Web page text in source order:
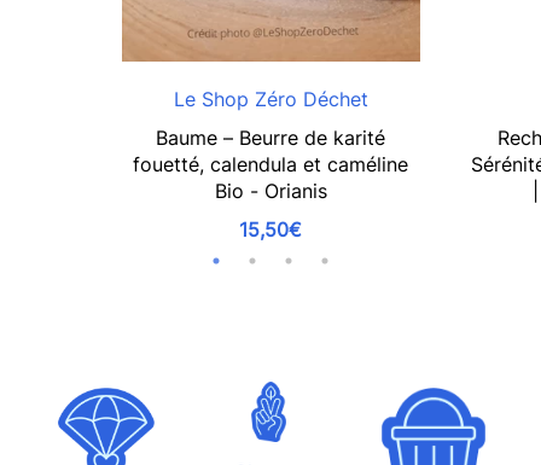
Le Shop Zéro Déchet
Baume – Beurre de karité
fouetté, calendula et caméline
Bio - Orianis
15,50€